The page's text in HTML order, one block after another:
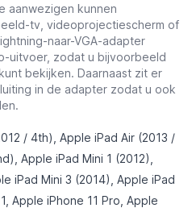
aanwezigen kunnen
tv, videoprojectiescherm of
naar-VGA-adapter
uitvoer, zodat u bijvoorbeeld
bekijken. Daarnaast zit er
in de adapter zodat u ook
/ 4th), Apple iPad Air (2013 /
Apple iPad Mini 1 (2012),
iPad Mini 3 (2014), Apple iPad
Apple iPhone 11 Pro, Apple